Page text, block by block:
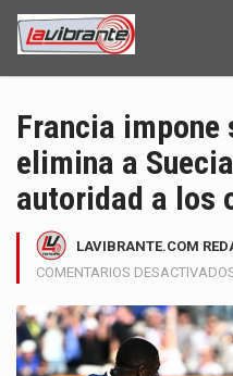
Francia impone
elimina a
autoridad a los
LAVIBRANTE.COM
COMENTARIOS